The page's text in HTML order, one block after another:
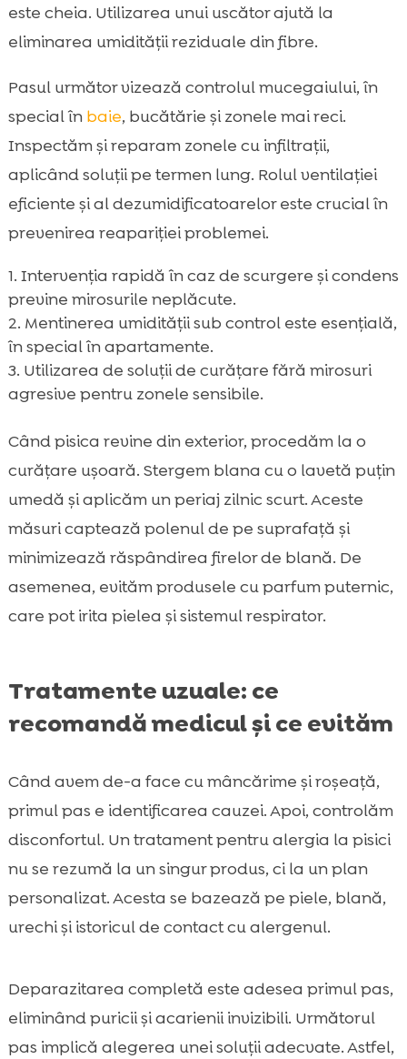
este cheia. Utilizarea unui uscător ajută la
eliminarea umidității reziduale din fibre.
Pasul următor vizează controlul mucegaiului, în
special în baie, bucătărie și zonele mai reci.
Inspectăm și reparam zonele cu infiltrații,
aplicând soluții pe termen lung. Rolul ventilației
eficiente și al dezumidificatoarelor este crucial în
prevenirea reapariției problemei.
Intervenția rapidă în caz de scurgere și condens
previne mirosurile neplăcute.
Mentinerea umidității sub control este esențială,
în special în apartamente.
Utilizarea de soluții de curățare fără mirosuri
agresive pentru zonele sensibile.
Când pisica revine din exterior, procedăm la o
curățare ușoară. Stergem blana cu o lavetă puțin
umedă și aplicăm un periaj zilnic scurt. Aceste
măsuri captează polenul de pe suprafață și
minimizează răspândirea firelor de blană. De
asemenea, evităm produsele cu parfum puternic,
care pot irita pielea și sistemul respirator.
Tratamente uzuale: ce
recomandă medicul și ce evităm
Când avem de-a face cu mâncărime și roșeață,
primul pas e identificarea cauzei. Apoi, controlăm
disconfortul. Un tratament pentru alergia la pisici
nu se rezumă la un singur produs, ci la un plan
personalizat. Acesta se bazează pe piele, blană,
urechi și istoricul de contact cu alergenul.
Deparazitarea completă este adesea primul pas,
eliminând puricii și acarienii invizibili. Următorul
pas implică alegerea unei soluții adecvate. Astfel,